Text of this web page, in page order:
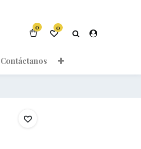
0 0
Contáctanos